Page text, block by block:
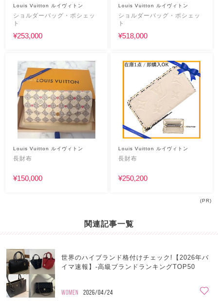
Louis Vuitton ルイヴィトン
ショルダーバッグ・ポシェッ
ト
¥253,000
Louis Vuitton ルイヴィトン
ショルダーバッグ・ポシェッ
ト
¥518,000
Louis Vuitton ルイヴィトン
長財布
¥150,000
Louis Vuitton ルイヴィトン
長財布
¥250,200
(PR)
関連記事一覧
世界のハイブランド格付けチェック!【2026年バ
イマ速報】-高級ブランドランキングTOP50
WOMEN 2026/04/24